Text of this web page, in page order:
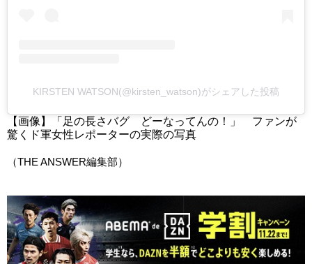
KIRSTEN WATSON(@kirsten_watson)がシェアした投稿
【画像】「足の長さバグ どーなってんの！」 ファンが
驚くド軍女性レポーターの実際の写真
（THE ANSWER編集部）